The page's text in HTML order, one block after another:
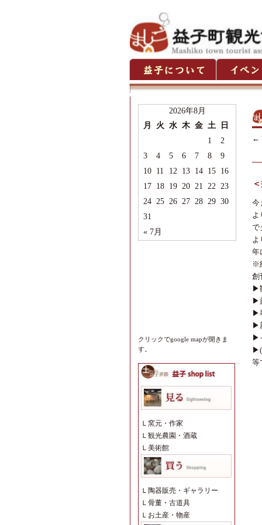
2026年8月
月
火 水 木 金 土 日
« 7月
1
2
3
4 5 6 7 8
9
10 11 12 13 14 15 16
17 18 19 20 21 22 23
24 25 26 27 28 29 30
31
クリックでgoogle mapが開きま
す。
Ｌ 窯元・作家
Ｌ 観光農園・酒蔵
Ｌ 美術館
Ｌ 陶器販売・ギャラリー
Ｌ 骨董・古道具
Ｌ お土産・物産
←
今
よ
で
よ
年
※
創
▶
▶
▶
▶
▶
▶(
等